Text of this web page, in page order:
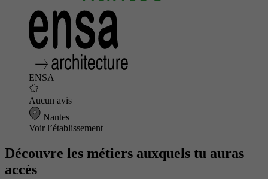
ENSA
Aucun avis
Nantes
Voir l’établissement
Découvre les métiers auxquels tu auras
accès